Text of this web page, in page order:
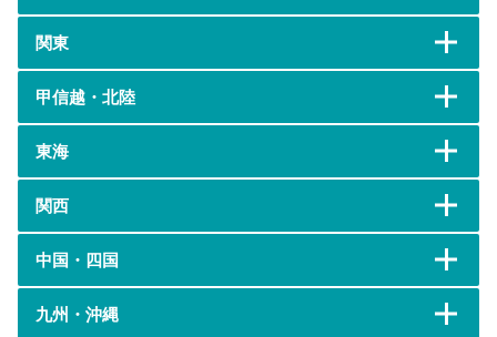
関東
甲信越・北陸
東海
関西
中国・四国
九州・沖縄